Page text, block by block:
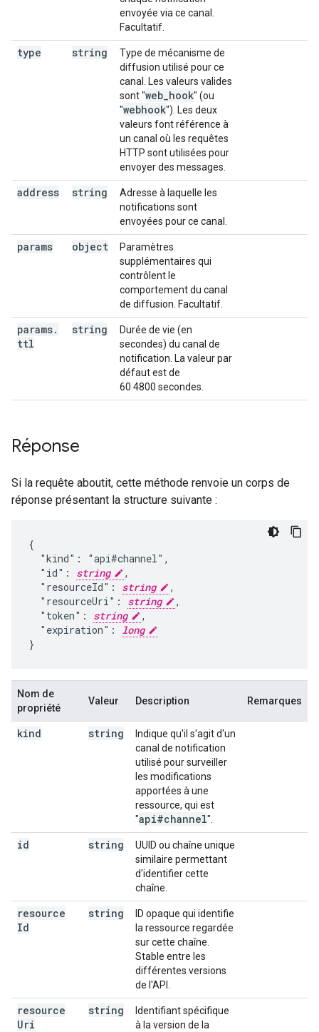
envoyée via ce canal.
Facultatif.
type string
Type de mécanisme de
diffusion utilisé pour ce
canal. Les valeurs valides
sont "web hook" (ou
"webhook"). Les deux
valeurs font référence à
un canal où les requêtes
HTTP sont utilisées pour
envoyer des messages.
address string
Adresse à laquelle les
notifications sont
envoyées pour ce canal.
params object
Paramètres
supplémentaires qui
contrôlent le
comportement du canal
de diffusion. Facultatif.
params.
ttl
string
Durée de vie (en
secondes) du canal de
notification. La valeur par
défaut est de
60 4800 secondes.
Réponse
Si la requête aboutit, cette méthode renvoie un corps de
réponse présentant la structure suivante :
{
  "kind": "api#channel",
  "id":
string
,
  "resourceId":
string
,
  "resourceUri":
string
,
  "token":
string
,
  "expiration":
long
}
Nom de
propriété
Valeur Description Remarques
kind string
Indique qu'il s'agit d'un
canal de notification
utilisé pour surveiller
les modifications
apportées à une
ressource, qui est
"api#channel".
id string
UUID ou chaîne unique
similaire permettant
d'identifier cette
chaîne.
resource
Id
string
ID opaque qui identifie
la ressource regardée
sur cette chaîne.
Stable entre les
différentes versions
de l'API.
resource
Uri
string
Identifiant spécifique
à la version de la